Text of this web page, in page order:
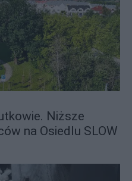
Niższe
na Osiedlu SLOW